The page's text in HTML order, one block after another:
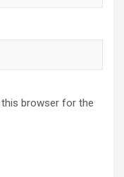
this browser for the